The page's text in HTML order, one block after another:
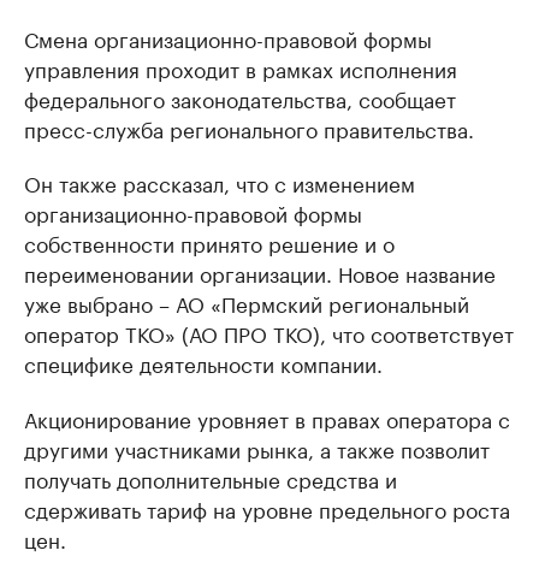
Смена организационно-правовой формы
управления проходит в рамках исполнения
федерального законодательства, сообщает
пресс-служба регионального правительства.
Он также рассказал, что с изменением
организационно-правовой формы
собственности принято решение и о
переименовании организации. Новое название
уже выбрано – АО «Пермский региональный
оператор ТКО» (АО ПРО ТКО), что соответствует
специфике деятельности компании.
Акционирование уровняет в правах оператора с
другими участниками рынка, а также позволит
получать дополнительные средства и
сдерживать тариф на уровне предельного роста
цен.